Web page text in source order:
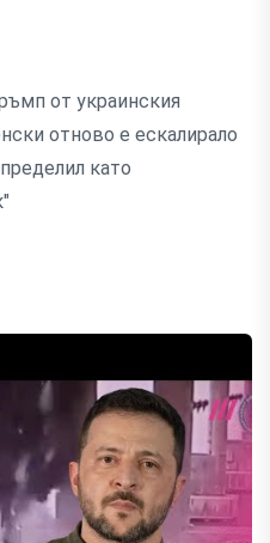
от украинския
отново е ескалирало
като